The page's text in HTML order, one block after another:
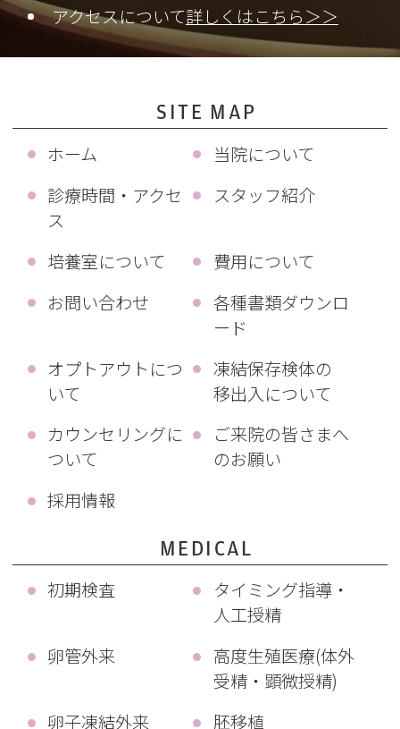
アクセスについて詳しくはこちら＞＞
SITE MAP
ホーム
当院について
診療時間・アクセ
ス
スタッフ紹介
培養室について
費用について
お問い合わせ
各種書類ダウンロ
ード
オプトアウトにつ
いて
凍結保存検体の
移出入について
カウンセリングに
ついて
ご来院の皆さまへ
のお願い
採用情報
MEDICAL
初期検査
タイミング指導・
人工授精
卵管外来
高度生殖医療(体外
受精・顕微授精)
卵子凍結外来
胚移植